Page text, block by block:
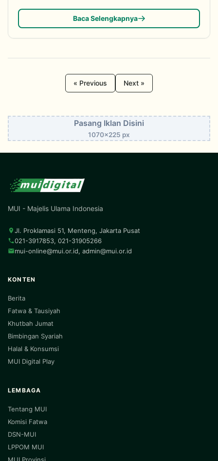
Baca Selengkapnya
« Previous Next »
Pasang Iklan Disini
1070x225 px
MUI - Majelis Ulama Indonesia
Jl. Proklamasi 51, Menteng, Jakarta Pusat
021-3917853, 021-31905266
mui-online@mui.or.id, admin@mui.or.id
KONTEN
Berita
Fatwa & Tausiyah
Khutbah Jumat
Bimbingan Syariah
Halal & Konsumsi
MUI Digital Play
LEMBAGA
Tentang MUI
Komisi Fatwa
DSN-MUI
LPPOM MUI